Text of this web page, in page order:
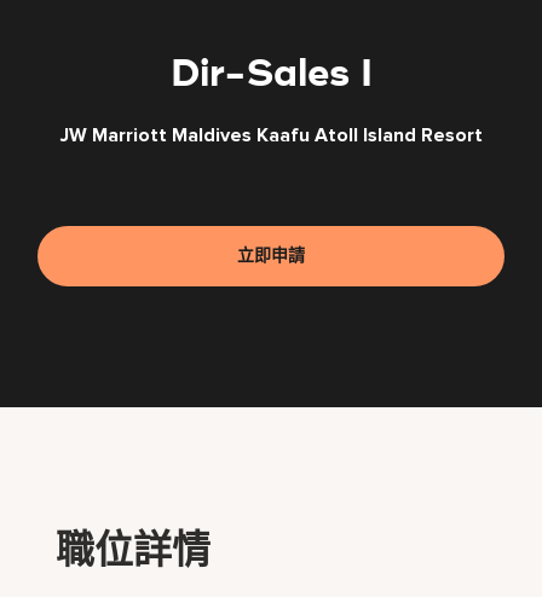
Dir-Sales I
JW Marriott Maldives Kaafu Atoll Island Resort
立即申請
職位詳情